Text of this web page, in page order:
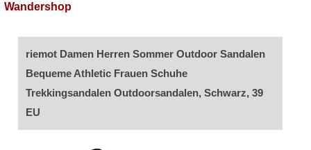
Wandershop
riemot Damen Herren Sommer Outdoor Sandalen
Bequeme Athletic Frauen Schuhe
Trekkingsandalen Outdoorsandalen, Schwarz, 39
EU